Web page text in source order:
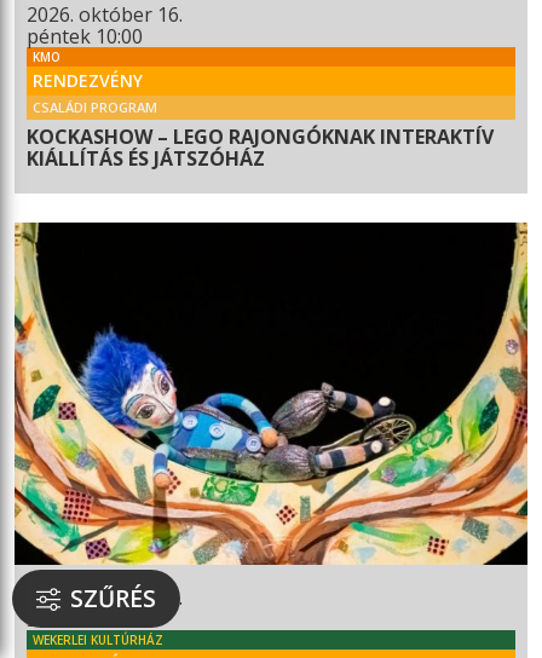
2026. október 16.
péntek 10:00
KMO
RENDEZVÉNY
CSALÁDI PROGRAM
KOCKASHOW – LEGO RAJONGÓKNAK INTERAKTÍV
KIÁLLÍTÁS ÉS JÁTSZÓHÁZ
2026. október 17.
szombat 16:00
WEKERLEI KULTÚRHÁZ
SZŰRÉS